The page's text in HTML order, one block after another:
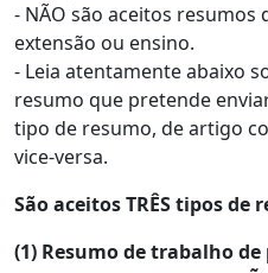
- NÃO são aceitos resumos
extensão ou ensino.
- Leia atentamente abaixo
resumo que pretende
tipo de resumo, de artigo
vice-versa.
São aceitos TRÊS tipos de
(1) Resumo de trabalho de